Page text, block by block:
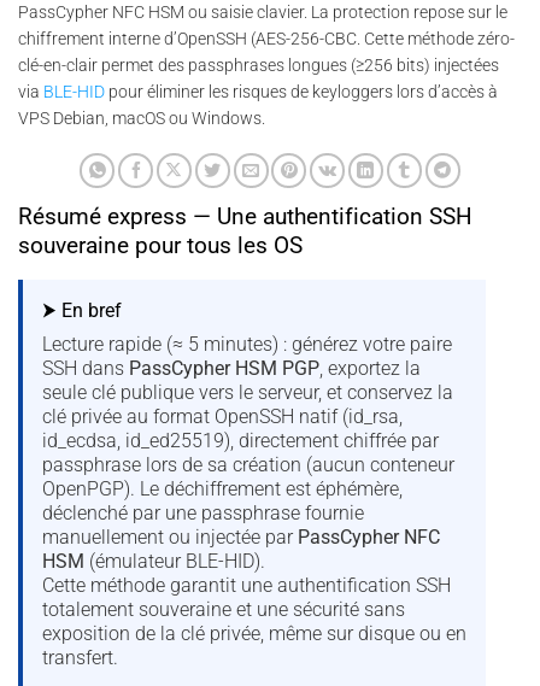
PassCypher NFC HSM ou saisie clavier. La protection repose sur le
chiffrement interne d’OpenSSH (AES-256-CBC. Cette méthode zéro-
clé-en-clair permet des passphrases longues (≥256 bits) injectées
via BLE-HID pour éliminer les risques de keyloggers lors d’accès à
VPS Debian, macOS ou Windows.
Résumé express — Une authentification SSH
souveraine pour tous les OS
⮞ En bref
Lecture rapide (≈ 5 minutes) : générez votre paire
SSH dans PassCypher HSM PGP, exportez la
seule clé publique vers le serveur, et conservez la
clé privée au format OpenSSH natif (id_rsa,
id_ecdsa, id_ed25519), directement chiffrée par
passphrase lors de sa création (aucun conteneur
OpenPGP). Le déchiffrement est éphémère,
déclenché par une passphrase fournie
manuellement ou injectée par PassCypher NFC
HSM (émulateur BLE-HID).
Cette méthode garantit une authentification SSH
totalement souveraine et une sécurité sans
exposition de la clé privée, même sur disque ou en
transfert.